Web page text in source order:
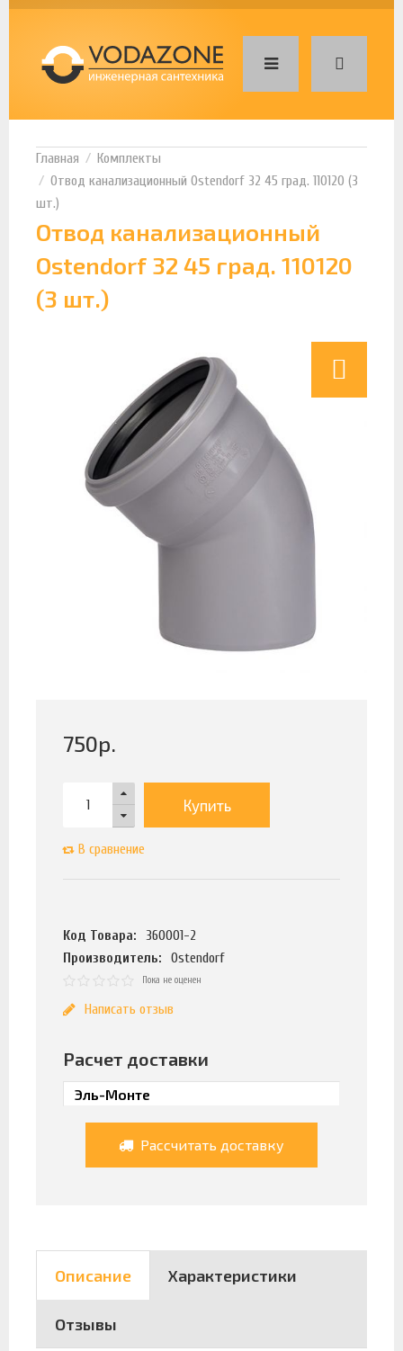
Комплекты
Отвод канализационный Ostendorf 32 45 град. 110120 (3
шт.)
Отвод канализационный
Ostendorf 32 45 град. 110120
(3 шт.)
750р.
Купить
В сравнение
Код Товара:
360001-2
Производитель:
Ostendorf
Пока не оценен
Написать отзыв
Расчет доставки
Рассчитать доставку
Описание Характеристики
Отзывы